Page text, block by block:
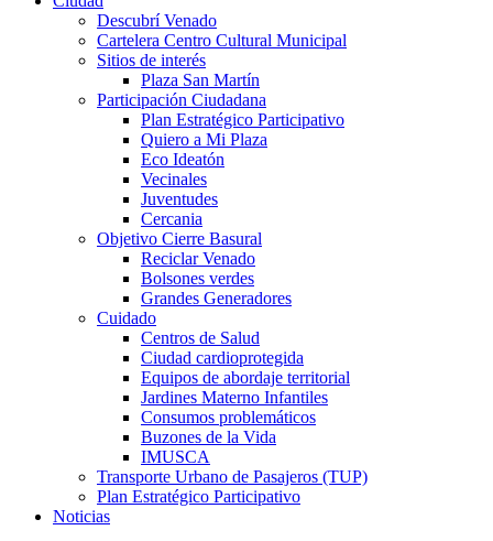
Descubrí Venado
Cartelera Centro Cultural Municipal
Sitios de interés
Plaza San Martín
Participación Ciudadana
Plan Estratégico Participativo
Quiero a Mi Plaza
Eco Ideatón
Vecinales
Juventudes
Cercania
Objetivo Cierre Basural
Reciclar Venado
Bolsones verdes
Grandes Generadores
Cuidado
Centros de Salud
Ciudad cardioprotegida
Equipos de abordaje territorial
Jardines Materno Infantiles
Consumos problemáticos
Buzones de la Vida
IMUSCA
Transporte Urbano de Pasajeros (TUP)
Plan Estratégico Participativo
Noticias